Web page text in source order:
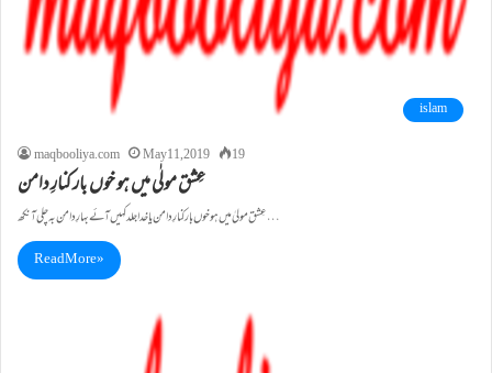
islam
maqbooliya.com
May 11, 2019 19
عِشق مولٰی میں ہو خوں بار کنارِ دامن
عِشق مولیٰ میں ہو خوں بار کنارِ دامن یاخدا جلد کہیں آئے بہارِ دامن بہ چلی آنکھ…
Read More »